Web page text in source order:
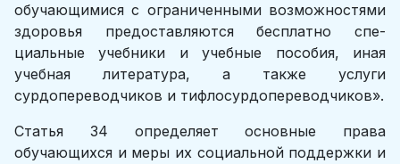
обучающимися с ограниченными возможностями
здоровья предоставляются бесплатно спе­
циальные учебники и учебные пособия, иная
учебная литература, а также услуги
сурдопереводчиков и тифлосурдопереводчиков».
Статья 34 определяет основные права
обучающихся и меры их соци­альной поддержки и